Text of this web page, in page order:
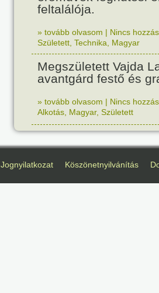
feltalálója.
» tovább olvasom | Nincs
Született Technika Magyar
Megszületett Vajda
avantgárd festő és
» tovább olvasom | Nincs
Alkotás Magyar, Született
Jognyilatkozat Köszönetnyilvánítás